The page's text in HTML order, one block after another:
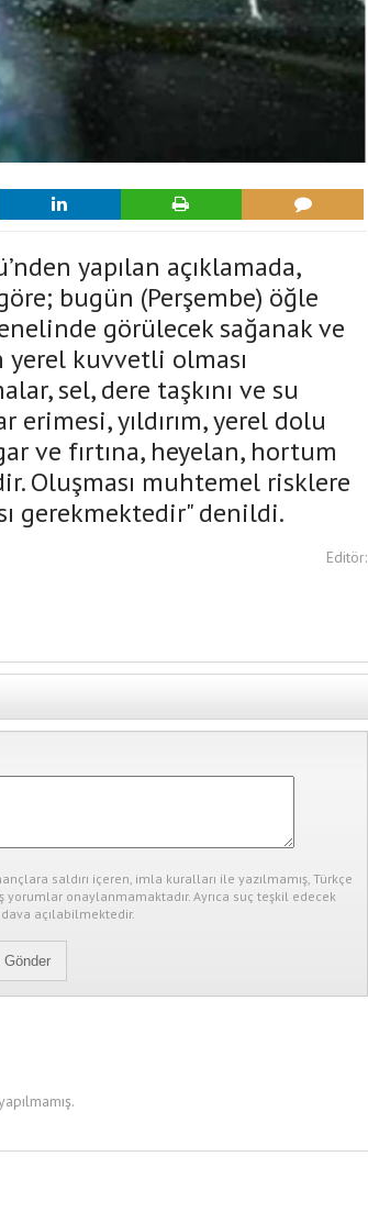
yapılan açıklamada,
bugün (Perşembe) öğle
görülecek sağanak ve
yerel kuvvetli olması
sel, dere taşkını ve su
erimesi, yıldırım, yerel dolu
ve fırtına, heyelan, hortum
Oluşması muhtemel risklere
gerekmektedir" denildi.
Editör:
saldırı içeren, imla kuralları ile yazılmamış, Türkçe
onaylanmamaktadır. Ayrıca suç teşkil edecek
açılabilmektedir.